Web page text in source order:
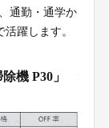
通勤・通学か
躍します。
機 P30」